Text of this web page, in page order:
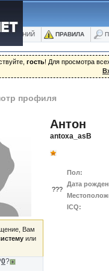
ЗНАНИЙ ПРАВИЛА
гость! Для просмотра
профиля
Вам
или
0?
Антон
antoxa_asB
???
Пол:
Дата
ICQ: